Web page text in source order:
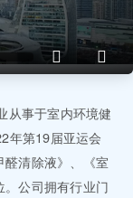
从事于室内环境健
年第19届亚运会
清除液》、《室
公司拥有行业门